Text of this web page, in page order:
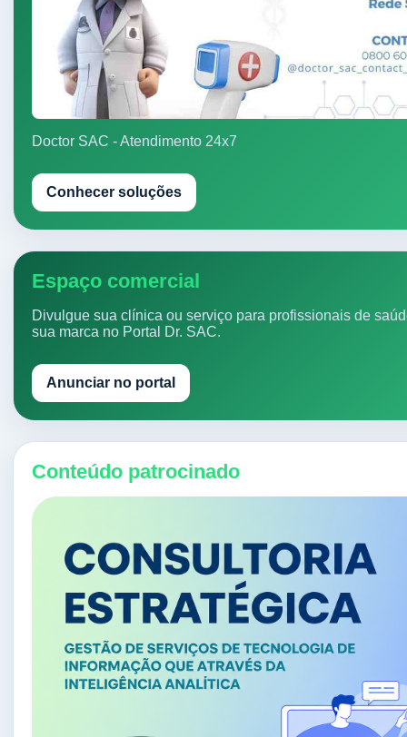
Doctor SAC - Atendimento 24x7
Conhecer soluções
Espaço comercial
Divulgue sua clínica ou serviço para profissionais de
sua marca no Portal Dr. SAC.
Anunciar no portal
Conteúdo patrocinado